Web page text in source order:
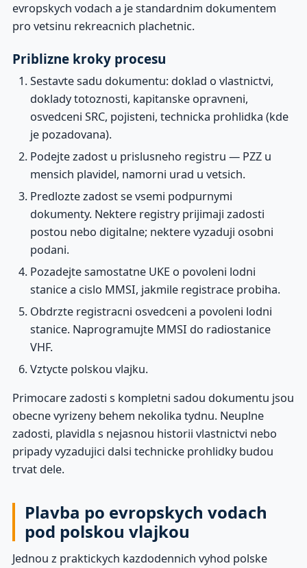
evropskych vodach a je standardnim dokumentem
pro vetsinu rekreacnich plachetnic.
Priblizne kroky procesu
Sestavte sadu dokumentu: doklad o vlastnictvi,
doklady totoznosti, kapitanske opravneni,
osvedceni SRC, pojisteni, technicka prohlidka (kde
je pozadovana).
Podejte zadost u prislusneho registru — PZZ u
mensich plavidel, namorni urad u vetsich.
Predlozte zadost se vsemi podpurnymi
dokumenty. Nektere registry prijimaji zadosti
postou nebo digitalne; nektere vyzaduji osobni
podani.
Pozadejte samostatne UKE o povoleni lodni
stanice a cislo MMSI, jakmile registrace probiha.
Obdrzte registracni osvedceni a povoleni lodni
stanice. Naprogramujte MMSI do radiostanice
VHF.
Vztycte polskou vlajku.
Primocare zadosti s kompletni sadou dokumentu jsou
obecne vyrizeny behem nekolika tydnu. Neuplne
zadosti, plavidla s nejasnou historii vlastnictvi nebo
pripady vyzadujici dalsi technicke prohlidky budou
trvat dele.
Plavba po evropskych vodach
pod polskou vlajkou
Jednou z praktickych kazdodennich vyhod polske